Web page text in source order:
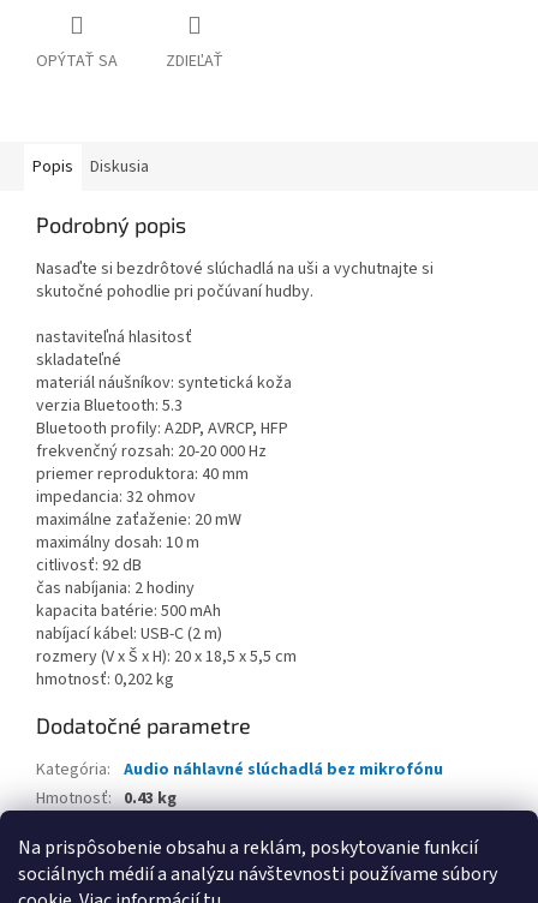
Na prispôsobenie obsahu a reklám, poskytovanie funkcií
sociálnych médií a analýzu návštevnosti používame súbory
OPÝTAŤ SA ZDIEĽAŤ
Popis Diskusia
Podrobný popis
Nasaďte si bezdrôtové slúchadlá na uši a vychutnajte si
skutočné pohodlie pri počúvaní hudby.
nastaviteľná hlasitosť
skladateľné
materiál náušníkov: syntetická koža
verzia Bluetooth: 5.3
Bluetooth profily: A2DP, AVRCP, HFP
frekvenčný rozsah: 20-20 000 Hz
priemer reproduktora: 40 mm
impedancia: 32 ohmov
maximálne zaťaženie: 20 mW
maximálny dosah: 10 m
citlivosť: 92 dB
čas nabíjania: 2 hodiny
kapacita batérie: 500 mAh
nabíjací kábel: USB-C (2 m)
rozmery (V x Š x H): 20 x 18,5 x 5,5 cm
hmotnosť: 0,202 kg
Dodatočné parametre
Kategória: Audio náhlavné slúchadlá bez mikrofónu
Hmotnosť: 0.43 kg